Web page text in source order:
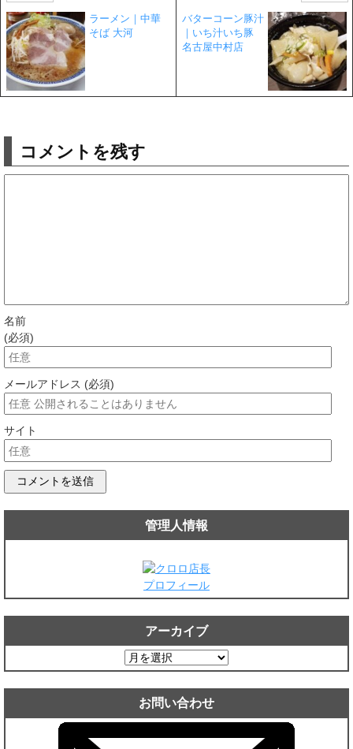
ラーメン｜中華
そば 大河
バターコーン豚汁
｜いち汁いち豚
名古屋中村店
コメントを残す
名前
(必須)
メールアドレス (必須)
サイト
管理人情報
プロフィール
アーカイブ
ア
ー
カ
ブ
お問い合わせ